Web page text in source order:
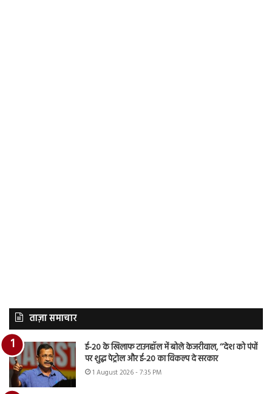
ताज़ा समाचार
ई-20 के खिलाफ टाउनहॉल में बोले केजरीवाल, ‘‘देश को पंपों
पर शुद्ध पेट्रोल और ई-20 का विकल्प दे सरकार
1 August 2026 - 7:35 PM